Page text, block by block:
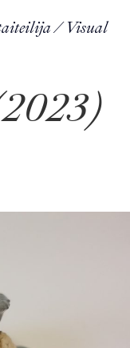
/ Visual